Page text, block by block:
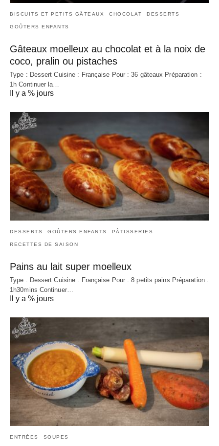
BISCUITS ET PETITS GÂTEAUX CHOCOLAT DESSERTS
GOÛTERS ENFANTS
Gâteaux moelleux au chocolat et à la noix de
coco, pralin ou pistaches
Type : Dessert Cuisine : Française Pour : 36 gâteaux Préparation :
1h Continuer la…
Il y a % jours
DESSERTS GOÛTERS ENFANTS PÂTISSERIES
RECETTES DE SAISON
Pains au lait super moelleux
Type : Dessert Cuisine : Française Pour : 8 petits pains Préparation :
1h30mins Continuer…
Il y a % jours
ENTRÉES SOUPES